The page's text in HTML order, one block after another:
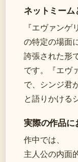
ネットミーム
『エヴァンゲ
の特定の場面
誇張された形
です。『エヴ
で、シンジ君
と語りかける
実際の作品に
作中では、
主人公の内面